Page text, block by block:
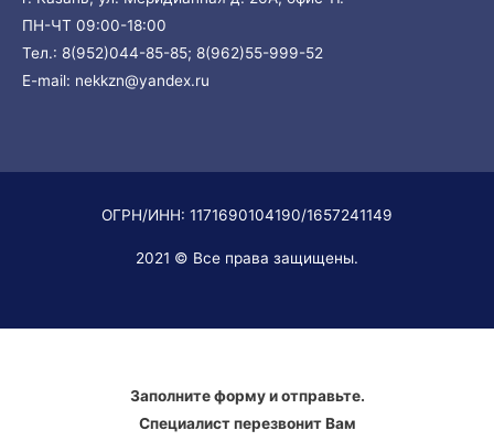
ПН-ЧТ 09:00-18:00
Тел.: 8(952)044-85-85; 8(962)55-999-52
E-mail: nekkzn@yandex.ru
ОГРН/ИНН: 1171690104190/1657241149
2021 © Все права защищены.
Заполните форму и отправьте.
Специалист перезвонит Вам